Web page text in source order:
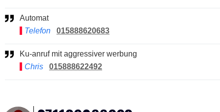
Automat
Telefon
015888620683
Ku-anruf mit aggressiver werbung
Chris
015888622492